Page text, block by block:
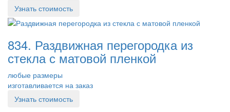
Узнать стоимость
834. Раздвижная перегородка из
стекла с матовой пленкой
любые размеры
изготавливается на заказ
Узнать стоимость